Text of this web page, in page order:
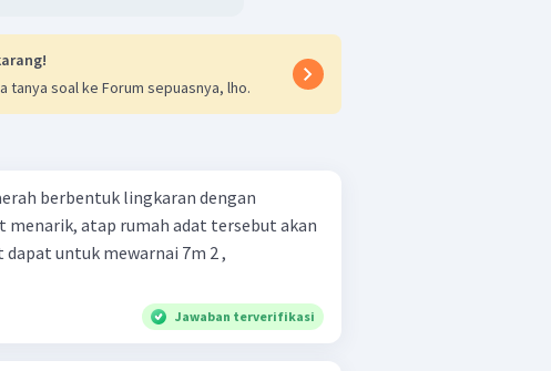
tanya soal ke Forum sepuasnya, lho.
berbentuk lingkaran dengan
menarik, atap rumah adat tersebut akan
untuk mewarnai 7m 2 ,
Jawaban terverifikasi